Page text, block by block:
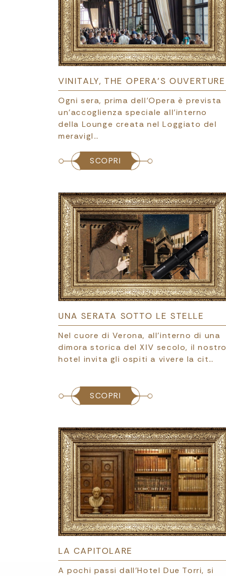
VINITALY, THE OPERA’S OUVERTURE
Ogni sera, prima dell’Opera è prevista
un’accoglienza speciale all’interno
della Lounge creata nel Loggiato del
meravigl…
SCOPRI
UNA SERATA SOTTO LE STELLE
Nel cuore di Verona, all'interno di una
dimora storica del XIV secolo, il nostro
hotel invita gli ospiti a vivere la cit…
SCOPRI
LA CAPITOLARE
A pochi passi dall’Hotel Due Torri, si